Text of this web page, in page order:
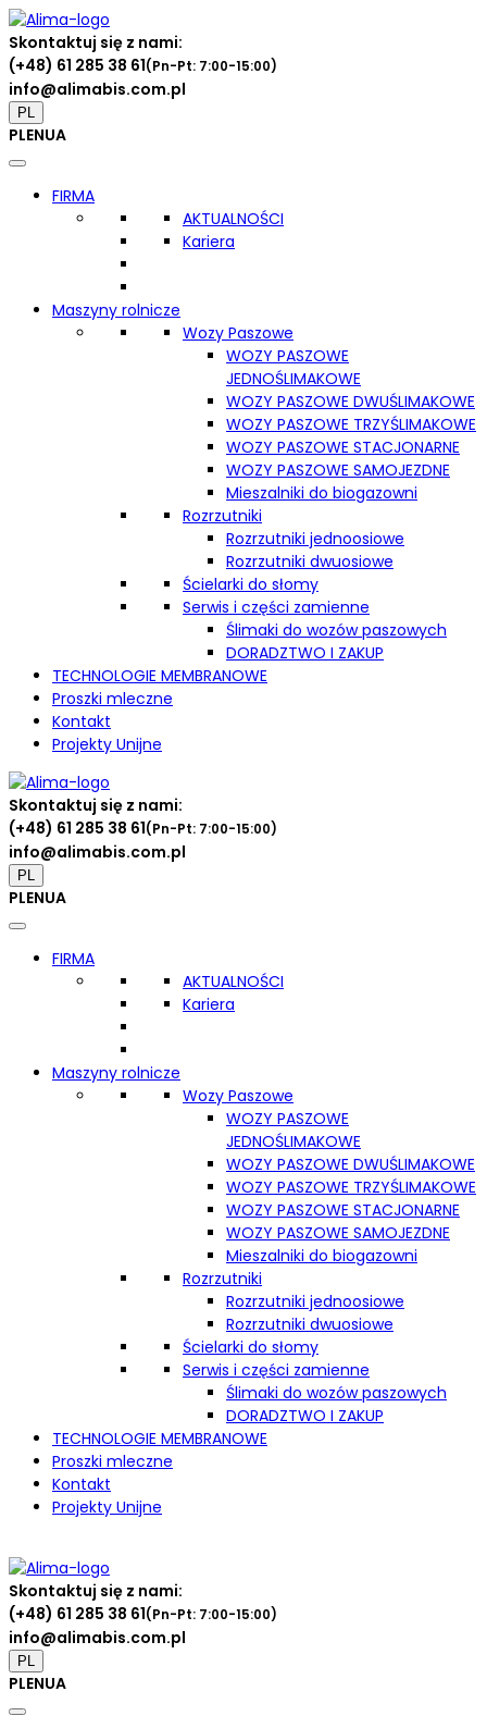
Skontaktuj się z nami:
(+48) 61 285 38 61(Pn-Pt: 7:00-15:00)
info@alimabis.com.pl
PL
PLENUA
FIRMA
AKTUALNOŚCI
Kariera
Maszyny rolnicze
Wozy Paszowe
WOZY PASZOWE
JEDNOŚLIMAKOWE
WOZY PASZOWE DWUŚLIMAKOWE
WOZY PASZOWE TRZYŚLIMAKOWE
WOZY PASZOWE STACJONARNE
WOZY PASZOWE SAMOJEZDNE
Mieszalniki do biogazowni
Rozrzutniki
Rozrzutniki jednoosiowe
Rozrzutniki dwuosiowe
Ścielarki do słomy
Serwis i części zamienne
Ślimaki do wozów paszowych
DORADZTWO I ZAKUP
TECHNOLOGIE MEMBRANOWE
Proszki mleczne
Kontakt
Projekty Unijne
Skontaktuj się z nami:
(+48) 61 285 38 61(Pn-Pt: 7:00-15:00)
info@alimabis.com.pl
PL
PLENUA
FIRMA
AKTUALNOŚCI
Kariera
Maszyny rolnicze
Wozy Paszowe
WOZY PASZOWE
JEDNOŚLIMAKOWE
WOZY PASZOWE DWUŚLIMAKOWE
WOZY PASZOWE TRZYŚLIMAKOWE
WOZY PASZOWE STACJONARNE
WOZY PASZOWE SAMOJEZDNE
Mieszalniki do biogazowni
Rozrzutniki
Rozrzutniki jednoosiowe
Rozrzutniki dwuosiowe
Ścielarki do słomy
Serwis i części zamienne
Ślimaki do wozów paszowych
DORADZTWO I ZAKUP
TECHNOLOGIE MEMBRANOWE
Proszki mleczne
Kontakt
Projekty Unijne
Skontaktuj się z nami:
(+48) 61 285 38 61(Pn-Pt: 7:00-15:00)
info@alimabis.com.pl
PL
PLENUA